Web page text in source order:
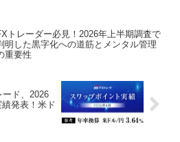
トレーダー必見！2026年上半期調査で
明した黒字化への道筋とメンタル管理
重要性
ド、2026
発表！米ド